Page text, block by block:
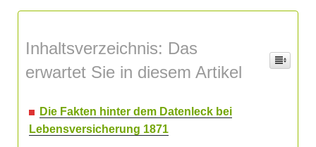
Inhaltsverzeichnis: Das
erwartet Sie in diesem Artikel
Die Fakten hinter dem Datenleck bei
Lebensversicherung 1871